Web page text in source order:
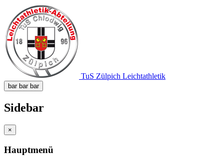
TuS Zülpich Leichtathletik
bar bar bar
Sidebar
×
Hauptmenü